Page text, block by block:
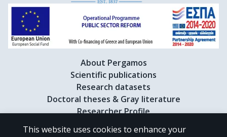
About Pergamos
Scientific publications
Research datasets
Doctoral theses & Gray literature
Researcher Profile
This website uses cookies to enhance your